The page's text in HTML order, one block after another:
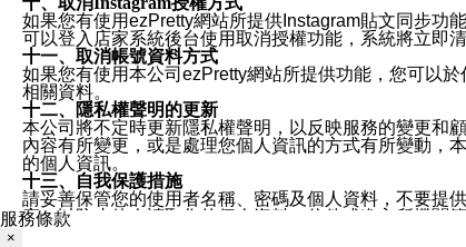
如果您有使用ezPretty網站所提供Instagram貼文同步功
可以登入店家系統後台使用取消授權功能，系統將立即
十一、取消帳號資料方式
如果您有使用本公司ezPretty網站所提供功能，您可以
相關資料。
十二、隱私權聲明的更新
本公司將不定時更新隱私權聲明，以反映服務的變更和
內容有所變更，或是處理您個人資訊的方式有所變動，
的個人資訊。
十三、自我保護措施
請妥善保管您的使用者名稱、密碼及個人資料，不要提
窗，以防止他人讀取您的個人資料、信件或進入所機關管
服務條款
×